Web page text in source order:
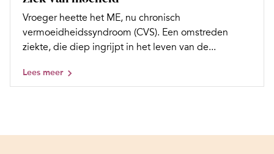
Vroeger heette het ME, nu chronisch
vermoeidheidssyndroom (CVS). Een omstreden
ziekte, die diep ingrijpt in het leven van de...
Lees meer